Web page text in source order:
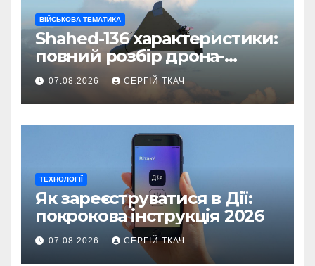
ВІЙСЬКОВА ТЕМАТИКА
Shahed-136 характеристики:
повний розбір дрона-
камікадзе
07.08.2026 СЕРГІЙ ТКАЧ
ТЕХНОЛОГІЇ
Як зареєструватися в Дії:
покрокова інструкція 2026
07.08.2026 СЕРГІЙ ТКАЧ